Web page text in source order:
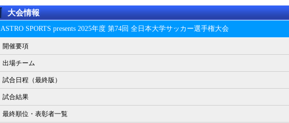
大会情報
ASTRO SPORTS presents 2025年度 第74回 全⽇本⼤学サッカー選⼿権⼤会
開催要項
出場チーム
試合日程（最終版）
試合結果
最終順位・表彰者一覧